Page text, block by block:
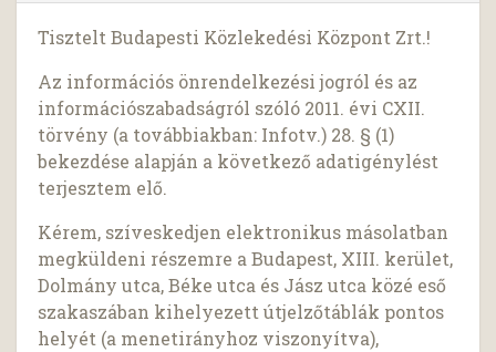
Tisztelt Budapesti Közlekedési Központ Zrt.!
Az információs önrendelkezési jogról és az
információszabadságról szóló 2011. évi CXII.
törvény (a továbbiakban: Infotv.) 28. § (1)
bekezdése alapján a következő adatigénylést
terjesztem elő.
Kérem, szíveskedjen elektronikus másolatban
megküldeni részemre a Budapest, XIII. kerület,
Dolmány utca, Béke utca és Jász utca közé eső
szakaszában kihelyezett útjelzőtáblák pontos
helyét (a menetirányhoz viszonyítva),